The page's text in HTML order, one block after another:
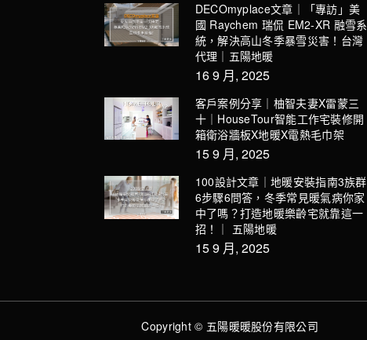
DECOmyplace文章｜「專訪」美
國 Raychem 瑞侃 EM2-XR 融雪系
統，解決高山冬季暴雪災害！台灣
代理｜五陽地暖
16 9 月, 2025
客戶案例分享｜柚智夫妻X雷蒙三
十｜HouseTour智能工作宅裝修開
箱衛浴牆板X地暖X電熱毛巾架
15 9 月, 2025
100設計文章｜地暖安裝指南3族群
6步驟6問答，冬季常見暖氣病你家
中了嗎？打造地暖樂齡宅就靠這一
招！｜ 五陽地暖
15 9 月, 2025
Copyright © 五陽暖暖股份有限公司